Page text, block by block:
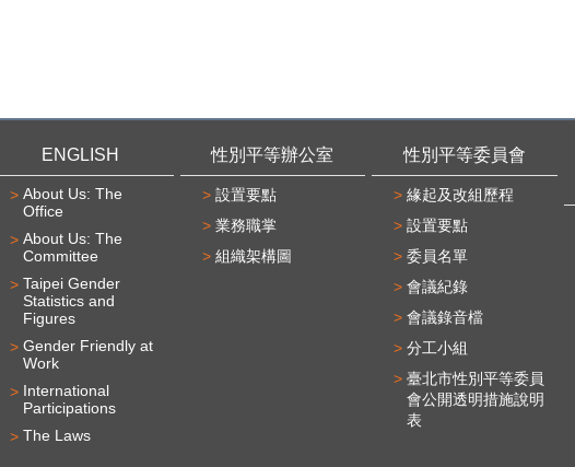
ENGLISH
About Us: The
Office
About Us: The
Committee
Taipei Gender
Statistics and
Figures
Gender Friendly at
Work
International
Participations
The Laws
性別平等辦公室
設置要點
業務職掌
組織架構圖
性別平等委員會
緣起及改組歷程
設置要點
委員名單
會議紀錄
會議錄音檔
分工小組
臺北市性別平等委員
會公開透明措施說明
表